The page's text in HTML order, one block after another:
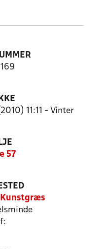
11:11 - Vinter
57